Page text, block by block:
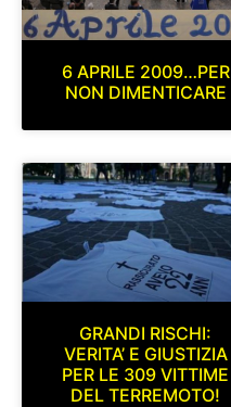
6 APRILE 2009…PER
NON DIMENTICARE
GRANDI RISCHI:
VERITA’ E GIUSTIZIA
PER LE 309 VITTIME
DEL TERREMOTO!